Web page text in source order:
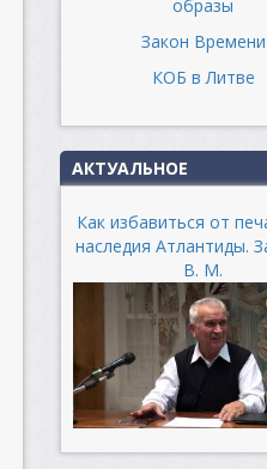
образы
Закон Времени
КОБ в Литве
АКТУАЛЬНОЕ
Как избавиться от
наследия Атлантиды.
В. М.